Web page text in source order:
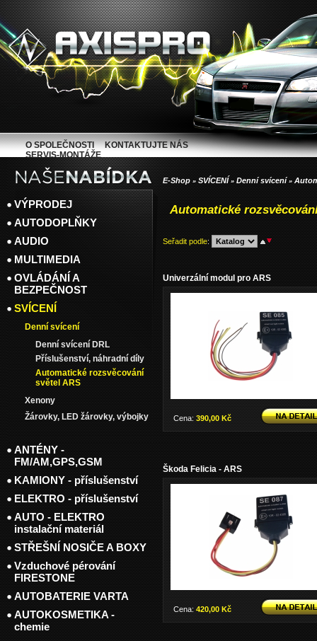
E-Shop » SVÍCENÍ » Denní svícení »
Automatické
Seřadit podle:
Univerzální modul pro ARS
Cena: 390,00 Kč
Škoda Felicia - ARS
Cena: 420,00 Kč
VÝPRODEJ
AUTODOPLŇKY
AUDIO
MULTIMEDIA
OVLÁDÁNÍ A
BEZPEČNOST
SVÍCENÍ
Denní svícení
Denní svícení DRL
Příslušenství, náhradní díly
Automatické rozsvěcování
světel ARS
Xenony
Žárovky, LED žárovky, výbojky
ANTÉNY -
FM/AM,GPS,GSM
KAMIONY - příslušenství
ELEKTRO - příslušenství
AUTO - ELEKTRO
instalační materiál
STŘEŠNÍ NOSIČE A BOXY
Vzduchové pérování
FIRESTONE
AUTOBATERIE VARTA
AUTOKOSMETIKA -
chemie
O SPOLEČNOSTI
KONTAKTUJTE NÁS
SERVIS-MONTÁŽE